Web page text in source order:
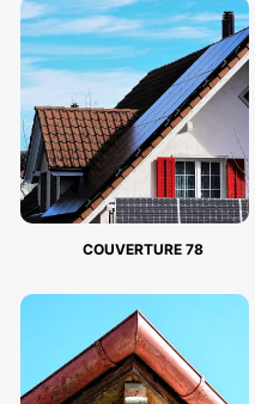
COUVERTURE 78